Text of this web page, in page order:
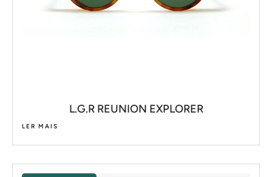
L.G.R REUNION EXPLORER
LER MAIS